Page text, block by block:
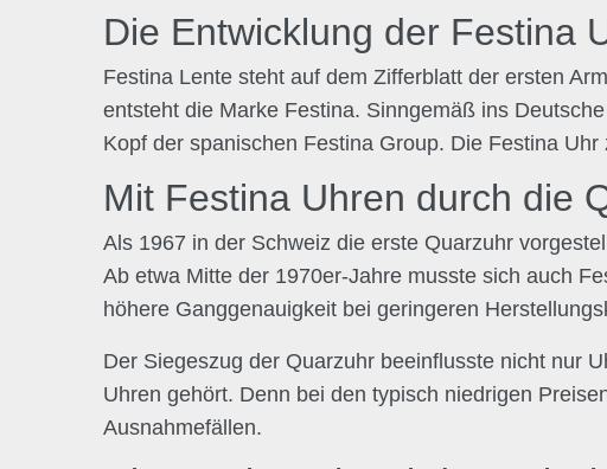
Die Entwicklung der Festina
Festina Lente steht auf dem Zifferblatt der ersten
entsteht die Marke Festina. Sinngemäß ins
Kopf der spanischen Festina Group. Die Festina
Mit Festina Uhren durch die
Als 1967 in der Schweiz die erste Quarzuhr
Ab etwa Mitte der 1970er-Jahre musste sich auch
höhere Ganggenauigkeit bei geringeren
Der Siegeszug der Quarzuhr beeinflusste nicht nur
Uhren gehört. Denn bei den typisch niedrigen
Ausnahmefällen.